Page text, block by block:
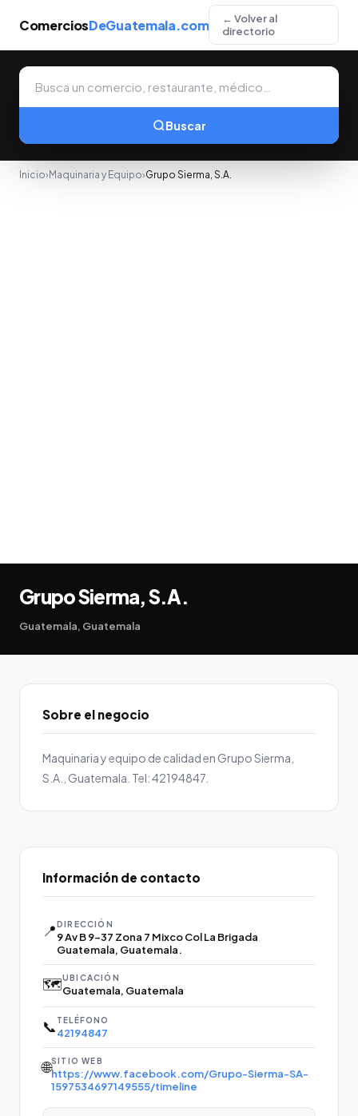
ComerciosDeGuatemala.com
← Volver al
directorio
Buscar
Inicio› Maquinaria y Equipo›Grupo Sierma, S.A.
Grupo Sierma, S.A.
Guatemala, Guatemala
Sobre el negocio
Maquinaria y equipo de calidad en Grupo Sierma,
S.A., Guatemala. Tel: 42194847.
Información de contacto
📍DIRECCIÓN
9 Av B 9-37 Zona 7 Mixco Col La Brigada
Guatemala, Guatemala.
🗺️UBICACIÓN
Guatemala, Guatemala
📞 TELÉFONO
42194847
🌐SITIO WEB
https://www.facebook.com/Grupo-Sierma-SA-
1597534697149555/timeline